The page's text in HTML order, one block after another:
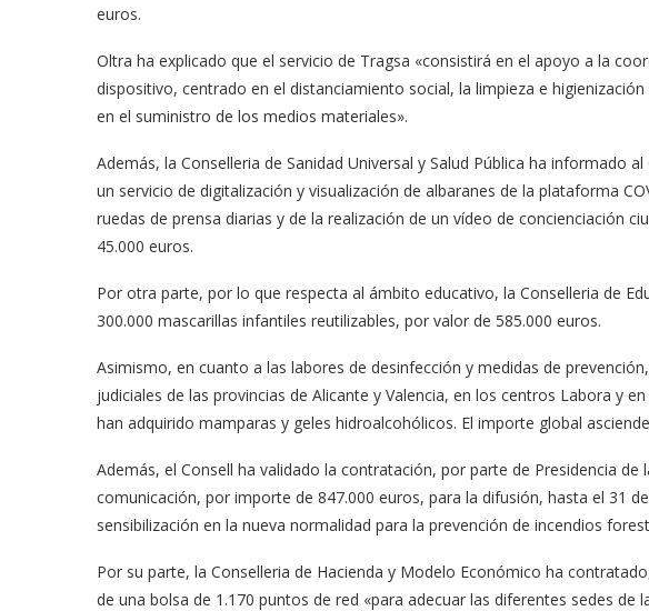
euros.
Oltra ha explicado que el servicio de Tragsa «consistirá en el apoyo a la
dispositivo, centrado en el distanciamiento social, la limpieza e
en el suministro de los medios materiales».
Además, la Conselleria de Sanidad Universal y Salud Pública ha informado
un servicio de digitalización y visualización de albaranes de la plataforma
ruedas de prensa diarias y de la realización de un vídeo de concienciación
45.000 euros.
Por otra parte, por lo que respecta al ámbito educativo, la Conselleria de
300.000 mascarillas infantiles reutilizables, por valor de 585.000 euros.
Asimismo, en cuanto a las labores de desinfección y medidas de
judiciales de las provincias de Alicante y Valencia, en los centros Labora y
han adquirido mamparas y geles hidroalcohólicos. El importe global
Además, el Consell ha validado la contratación, por parte de Presidencia
comunicación, por importe de 847.000 euros, para la difusión, hasta el 31
sensibilización en la nueva normalidad para la prevención de incendios
Por su parte, la Conselleria de Hacienda y Modelo Económico ha
de una bolsa de 1.170 puntos de red «para adecuar las diferentes sedes de